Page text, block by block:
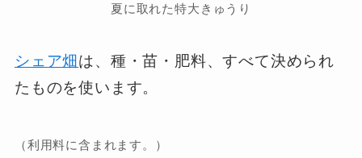
夏に取れた特大きゅうり
シェア畑は、種・苗・肥料、すべて決められ
たものを使います。
（利用料に含まれます。）